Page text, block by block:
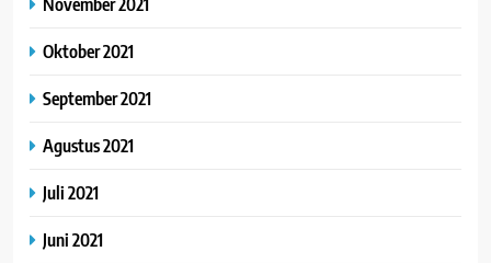
Oktober 2021
September 2021
Agustus 2021
Juli 2021
Juni 2021